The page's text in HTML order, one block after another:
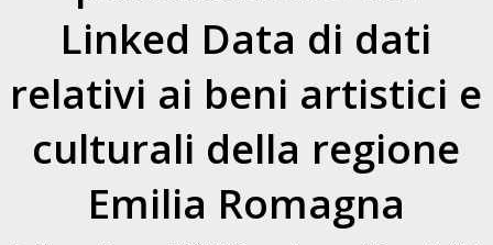
Linked Data di dati
relativi ai beni artistici e
culturali della regione
Emilia Romagna